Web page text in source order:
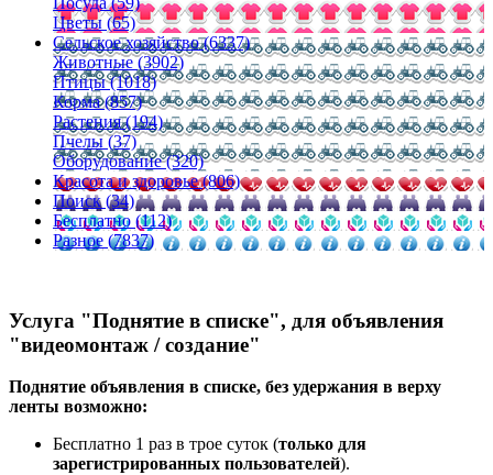
Цветы (65)
Сельское хозяйство (6337)
Животные (3902)
Птицы (1018)
Корма (857)
Растения (194)
Пчелы (37)
Оборудование (320)
Красота и здоровье (806)
Поиск (34)
Бесплатно (112)
Разное (7837)
Услуга "Поднятие в списке", для объявления
"видеомонтаж / создание"
Поднятие объявления в списке, без удержания в верху
ленты возможно:
Бесплатно 1 раз в трое суток (только для
зарегистрированных пользователей).